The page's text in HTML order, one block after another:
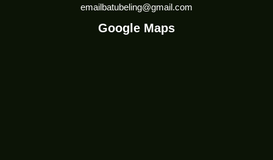
emailbatubeling@gmail.com
Google Maps